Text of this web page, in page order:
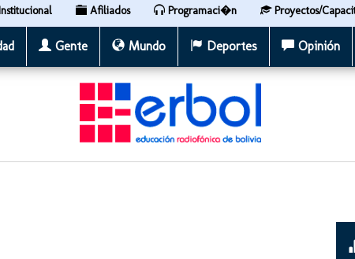
Institucional Afiliados Programaci�n Proyectos/
Gente Mundo Deportes Opinión